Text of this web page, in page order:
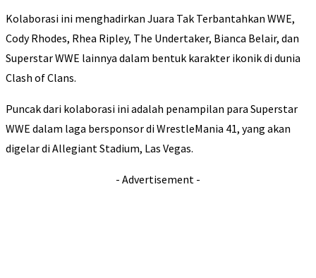
Kolaborasi ini menghadirkan Juara Tak Terbantahkan WWE,
Cody Rhodes, Rhea Ripley, The Undertaker, Bianca Belair, dan
Superstar WWE lainnya dalam bentuk karakter ikonik di dunia
Clash of Clans.
Puncak dari kolaborasi ini adalah penampilan para Superstar
WWE dalam laga bersponsor di WrestleMania 41, yang akan
digelar di Allegiant Stadium, Las Vegas.
- Advertisement -